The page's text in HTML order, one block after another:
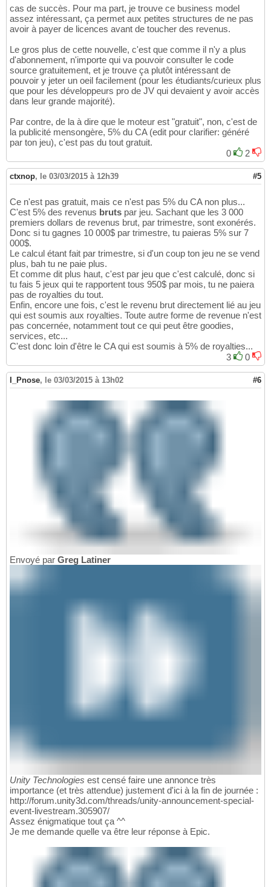
cas de succès. Pour ma part, je trouve ce business model
assez intéressant, ça permet aux petites structures de ne pas
avoir à payer de licences avant de toucher des revenus.
Le gros plus de cette nouvelle, c'est que comme il n'y a plus
d'abonnement, n'importe qui va pouvoir consulter le code
source gratuitement, et je trouve ça plutôt intéressant de
pouvoir y jeter un oeil facilement (pour les étudiants/curieux plus
que pour les développeurs pro de JV qui devaient y avoir accès
dans leur grande majorité).
Par contre, de la à dire que le moteur est "gratuit", non, c'est de
la publicité mensongère, 5% du CA (edit pour clarifier: généré
par ton jeu), c'est pas du tout gratuit.
0
2
ctxnop, le 03/03/2015 à 12h39 #5
Ce n'est pas gratuit, mais ce n'est pas 5% du CA non plus...
C'est 5% des revenus bruts par jeu. Sachant que les 3 000
premiers dollars de revenus brut, par trimestre, sont exonérés.
Donc si tu gagnes 10 000$ par trimestre, tu paieras 5% sur 7
000$.
Le calcul étant fait par trimestre, si d'un coup ton jeu ne se vend
plus, bah tu ne paie plus.
Et comme dit plus haut, c'est par jeu que c'est calculé, donc si
tu fais 5 jeux qui te rapportent tous 950$ par mois, tu ne paiera
pas de royalties du tout.
Enfin, encore une fois, c'est le revenu brut directement lié au jeu
qui est soumis aux royalties. Toute autre forme de revenue n'est
pas concernée, notamment tout ce qui peut être goodies,
services, etc...
C'est donc loin d'être le CA qui est soumis à 5% de royalties...
3
0
I_Pnose, le 03/03/2015 à 13h02 #6
Envoyé par Greg Latiner
Unity Technologies est censé faire une annonce très
importance (et très attendue) justement d'ici à la fin de journée :
http://forum.unity3d.com/threads/unity-announcement-special-
event-livestream.305907/
Assez énigmatique tout ça ^^
Je me demande quelle va être leur réponse à Epic.